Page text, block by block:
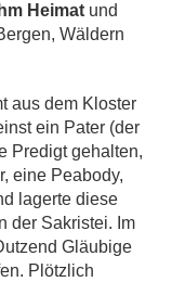
Heimat und
Wäldern
aus dem Kloster
ein Pater (der
Predigt gehalten,
eine Peabody,
lagerte diese
der Sakristei. Im
Gläubige
Plötzlich